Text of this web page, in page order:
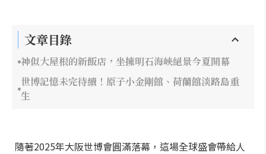
文章目錄
神似大屋根的新飯店，坐擁明石海峽絕景今夏開幕
世博記憶未完待續！原子小金剛館、荷蘭館淡路島重
生
隨著2025年大阪世博會圓滿落幕，這場全球盛會帶給人